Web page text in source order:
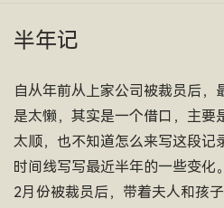
半年记
自从年前从上家公司被裁员后，
是太懒，其实是一个借口，主要
太顺，也不知道怎么来写这段记
时间线写写最近半年的一些变化。
2月份被裁员后，带着夫人和孩